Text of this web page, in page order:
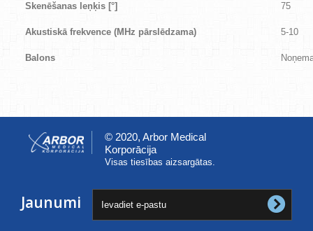
Skenēšanas leņķis [°] 75
Akustiskā frekvence (MHz pārslēdzama) 5-10
Balons
© 2020, Arbor Medical
Korporācija
Visas tiesības aizsargātas.
Jaunumi